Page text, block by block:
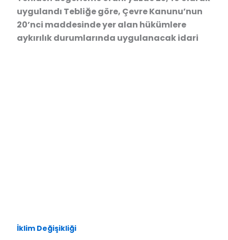
uygulandı Tebliğe göre, Çevre Kanunu’nun
20’nci maddesinde yer alan hükümlere
aykırılık durumlarında uygulanacak idari
İklim Değişikliği